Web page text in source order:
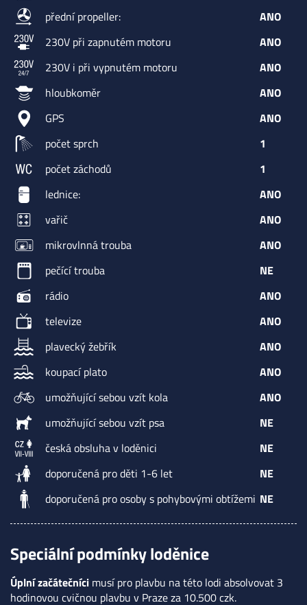
přední propeller:
ANO
230V při zapnutém motoru
ANO
230V i při vypnutém motoru
ANO
hloubkoměr
ANO
GPS
ANO
počet sprch
1
počet záchodů
1
lednice:
ANO
vařič
ANO
mikrovlnná trouba
ANO
pečící trouba
NE
rádio
ANO
televize
ANO
plavecký žebřík
ANO
koupací plato
ANO
umožňující sebou vzít kola
ANO
umožňující sebou vzít psa
NE
česká obsluha v loděnici
NE
doporučená pro děti 1-6 let
NE
doporučená pro osoby s pohybovými obtížemi NE
Speciální podmínky loděnice
Úplní začátečníci musí pro plavbu na této lodi absolvovat 3
hodinovou cvičnou plavbu v Praze za 10.500 czk.